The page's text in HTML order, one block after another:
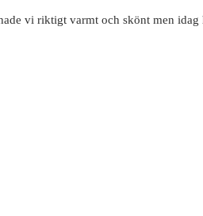
vi riktigt varmt och skönt men